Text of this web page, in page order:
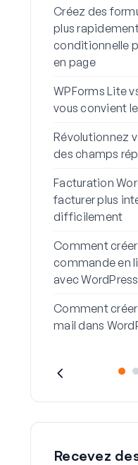
Créez des
plus
conditionnelle
en page
WPForms Lite
vous convient
Révolutionnez
des champs
Facturation
facturer plus
difficilement
Comment
commande en
avec WordPress
Comment
mail dans
Recevez